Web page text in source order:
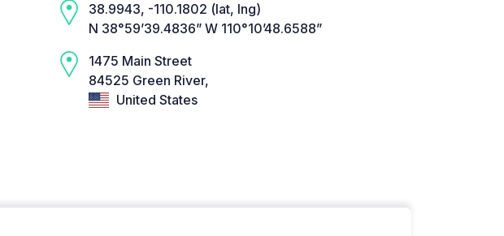
38.9943, -110.1802 (lat, lng)
N 38°59’39.4836” W 110°10’48.6588”
1475 Main Street
84525 Green River,
United States